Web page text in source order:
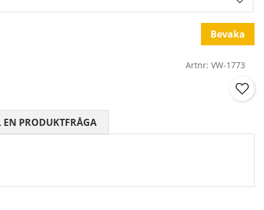
Bevaka
Artnr: VW-1773
0 AV 5 ANTAL BETYG 0
EN PRODUKTFRÅGA